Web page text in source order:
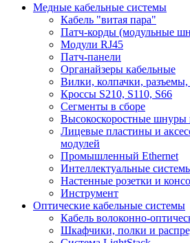
Медные кабельные системы
Кабель "витая пара"
Патч-корды (модульные
Модули RJ45
Патч-панели
Органайзеры кабельные
Вилки, колпачки, разъемы,
Кроссы S210, S110, S66
Сегменты в сборе
Высокоскоростные шнуры
Лицевые пластины и
модулей
Промышленный Ethernet
Интеллектуальные
Настенные розетки и
Инструмент
Оптические кабельные системы
Кабель волоконно-
Шкафчики, полки и